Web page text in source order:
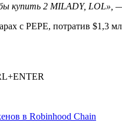
купить 2 MILADY, LOL», —
с PEPE, потратив $1,3
в Robinhood Chain